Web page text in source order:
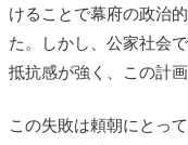
けることで幕府の政治
た。しかし、公家社会
抵抗感が強く、この計
この失敗は頼朝にとっ